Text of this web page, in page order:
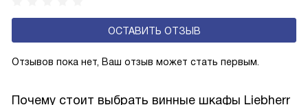
ОСТАВИТЬ ОТЗЫВ
Отзывов пока нет, Ваш отзыв может стать первым.
Почему стоит выбрать винные шкафы Liebherr